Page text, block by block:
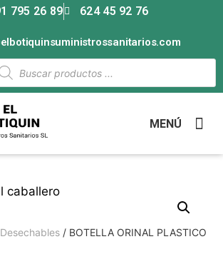
795 26 89 624 45 92 76
MENÚ
Desechables / BOTELLA ORINAL PLASTICO